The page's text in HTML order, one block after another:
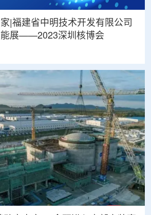
|福建省中明技术开发有限公司
能展——2023深圳核博会